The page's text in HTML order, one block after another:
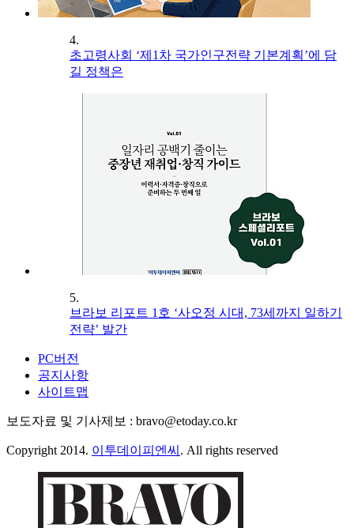
4.
초고령사회 ‘제1차 국가인구전략 기본계획’에 담
길 정책은
5.
브라보 리포트 1호 ‘사오정 시대, 73세까지 일하기
전략’ 발간
PC버전
공지사항
사이트맵
보도자료 및 기사제보 : bravo@etoday.co.kr
Copyright 2014. 이투데이피엔씨 . All rights reserved